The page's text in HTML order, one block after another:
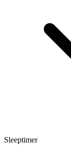
Sleeptimer